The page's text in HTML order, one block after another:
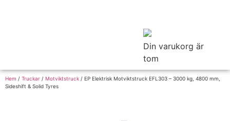
Din varukorg är
tom
Hem / Truckar / Motviktstruck / EP Elektrisk Motviktstruck EFL303 – 3000 kg, 4800 mm,
Sideshift & Solid Tyres